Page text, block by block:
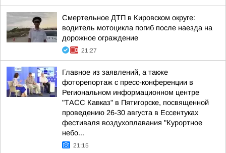
Смертельное ДТП в Кировском округе:
водитель мотоцикла погиб после наезда на
дорожное ограждение
21:27
Главное из заявлений, а также
фоторепортаж с пресс-конференции в
Региональном информационном центре
"ТАСС Кавказ" в Пятигорске, посвященной
проведению 26-30 августа в Ессентуках
фестиваля воздухоплавания "Курортное
небо...
21:15